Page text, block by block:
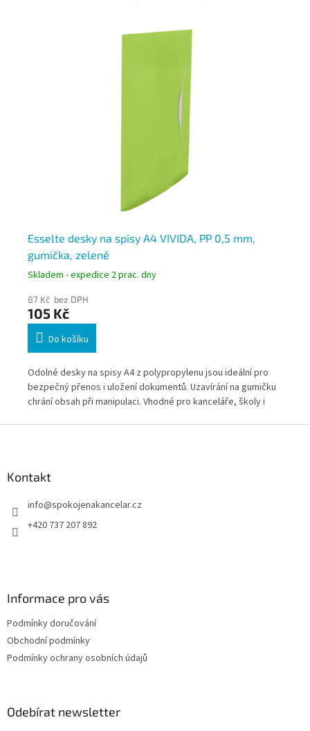
Esselte desky na spisy A4 VIVIDA, PP 0,5 mm,
gumička, zelené
Skladem - expedice 2 prac. dny
87 Kč bez DPH
105 Kč
Do košíku
Odolné desky na spisy A4 z polypropylenu jsou ideální pro
bezpečný přenos i uložení dokumentů. Uzavírání na gumičku
chrání obsah při manipulaci. Vhodné pro kanceláře, školy i
Kontakt
info@spokojenakancelar.cz
+420 737 207 892
Informace pro vás
Podmínky doručování
Obchodní podmínky
Podmínky ochrany osobních údajů
Odebírat newsletter